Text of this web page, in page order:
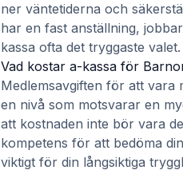
ner väntetiderna och
har en fast anställning,
kassa ofta det tryggaste valet.
Vad kostar a-kassa för
Medlemsavgiften för att vara
en nivå som motsvarar en
att kostnaden inte bör vara
kompetens för att bedöma
viktigt för din långsiktiga